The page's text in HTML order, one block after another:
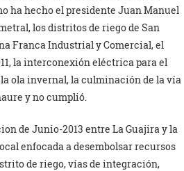
ha hecho el presidente Juan Manuel
los distritos de riego de San
Franca Industrial y Comercial, el
la interconexión eléctrica para el
ola invernal, la culminación de la vía
y no cumplió.
de Junio-2013 entre La Guajira y la
enfocada a desembolsar recursos
de riego, vías de integración,